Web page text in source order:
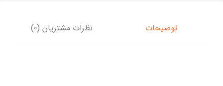
توضیحات نظرات مشتریان (0)